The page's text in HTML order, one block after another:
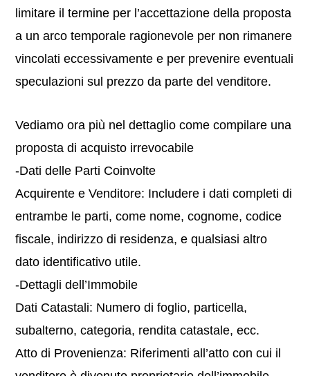
limitare il termine per l’accettazione della proposta
a un arco temporale ragionevole per non rimanere
vincolati eccessivamente e per prevenire eventuali
speculazioni sul prezzo da parte del venditore.
Vediamo ora più nel dettaglio come compilare una
proposta di acquisto irrevocabile
-Dati delle Parti Coinvolte
Acquirente e Venditore: Includere i dati completi di
entrambe le parti, come nome, cognome, codice
fiscale, indirizzo di residenza, e qualsiasi altro
dato identificativo utile.
-Dettagli dell’Immobile
Dati Catastali: Numero di foglio, particella,
subalterno, categoria, rendita catastale, ecc.
Atto di Provenienza: Riferimenti all’atto con cui il